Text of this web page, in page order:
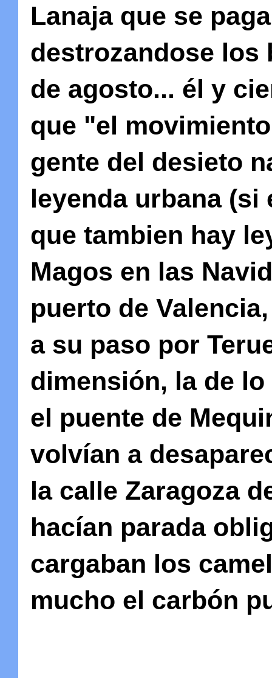
Lanaja que se
destrozandose los
de agosto... él y
que "el
gente del desieto
leyenda urbana
que tambien hay
Magos en las
puerto de
a su paso por
dimensión, la de
el puente de
volvían a
la calle Zaragoza
hacían parada
cargaban los
mucho el carbón